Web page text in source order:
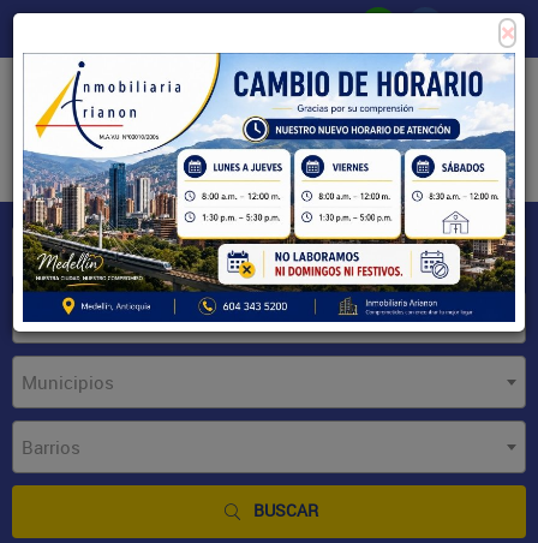
Tipo de inmueble
Municipios
Barrios
BUSCAR
×